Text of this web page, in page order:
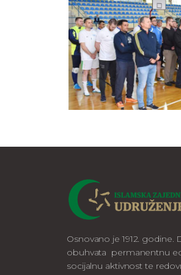
Osnovano je 1912. godine.
obuhvata permanentnu
socijalnu aktivnost te